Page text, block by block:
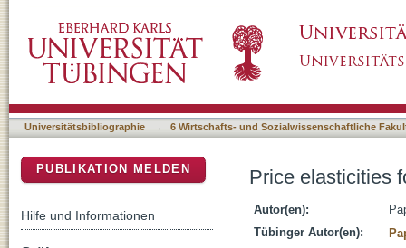
Universitätsbibliographie → 6 Wirtschafts- und Sozialwissenschaftliche
Price elasticities
Autor(en):
Tübinger Autor(en):
PUBLIKATION MELDEN
Hilfe und Informationen